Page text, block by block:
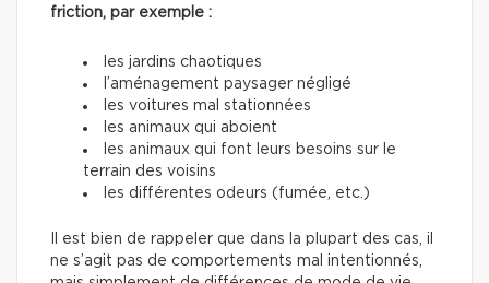
friction, par exemple :
les jardins chaotiques
l’aménagement paysager négligé
les voitures mal stationnées
les animaux qui aboient
les animaux qui font leurs besoins sur le
terrain des voisins
les différentes odeurs (fumée, etc.)
Il est bien de rappeler que dans la plupart des cas, il
ne s’agit pas de comportements mal intentionnés,